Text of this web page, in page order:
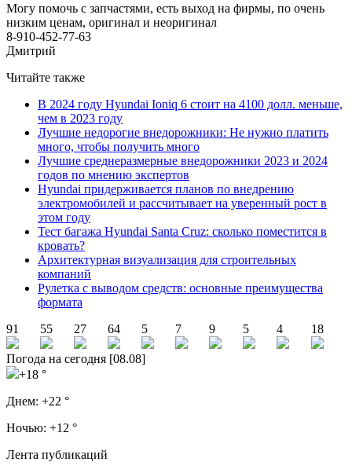
Могу помочь с запчастями, есть выход на фирмы, по очень
низким ценам, оригинал и неоригинал
8-910-452-77-63
Дмитрий
Читайте также
В 2024 году Hyundai Ioniq 6 стоит на 4100 долл. меньше,
чем в 2023 году
Лучшие недорогие внедорожники: Не нужно платить
много, чтобы получить много
Лучшие среднеразмерные внедорожники 2023 и 2024
годов по мнению экспертов
Hyundai придерживается планов по внедрению
электромобилей и рассчитывает на уверенный рост в
этом году
Тест багажа Hyundai Santa Cruz: сколько поместится в
кровать?
Архитектурная визуализация для строительных
компаний
Рулетка с выводом средств: основные преимущества
формата
91
55 27 64 5 7 9 5 4 18
Погода на сегодня [08.08]
+18 °
Днем: +22 °
Ночью: +12 °
Лента публикаций